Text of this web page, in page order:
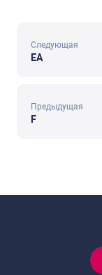
Следующая
EA
Предыдущая
F